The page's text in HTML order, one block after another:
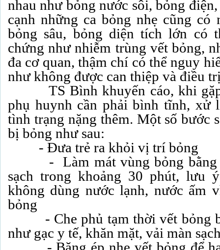
nhau như bỏng nước sôi, bỏng
cạnh những ca bỏng nhẹ cũng có
bỏng sâu, bỏng diện tích lớn có
chứng như nhiễm trùng vết bỏng,
đa cơ quan, thậm chí có thể nguy
như không được can thiệp và điều
TS Bình khuyến cáo, khi gặp
phụ huynh cần phải bình tĩnh, xử
tình trạng nặng thêm. Một số bước
bị bỏng như sau:
- Đưa trẻ ra khỏi vị trí bỏng
- Làm mát vùng bỏng bằng
sạch trong khoảng 30 phút, lưu
không dùng nước lạnh, nước ấm
bỏng
- Che phủ tạm thời vết bỏng
như gạc y tế, khăn mặt, vải màn